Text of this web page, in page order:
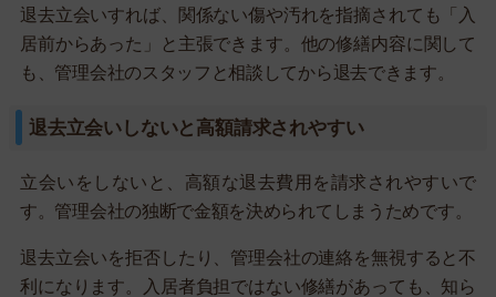
退去立会いすれば、関係ない傷や汚れを指摘されても「入
居前からあった」と主張できます。他の修繕内容に関して
も、管理会社のスタッフと相談してから退去できます。
退去立会いしないと高額請求されやすい
立会いをしないと、高額な退去費用を請求されやすいで
す。管理会社の独断で金額を決められてしまうためです。
退去立会いを拒否したり、管理会社の連絡を無視すると不
利になります。入居者負担ではない修繕があっても、知ら